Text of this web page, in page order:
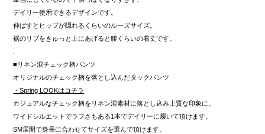
デイリー使用できるデザインです。
伸ばすとヒップが隠れるくらいのルーズサイズ。
裾のリブをきゅっと上にあげると腰くらいの着丈です。
■リネン混チェック柄パンツ
オリジナルのチェック柄を落とし込んだタックパンツ
・Spring LOOKはコチラ
カジュアルなチェック柄をリネン混素材に落とし込み上質な印象に。
ワイドシルエットでラフさもある1本でデイリーに履いて頂けます。
SM展開で身長に合わせてサイズを選んで頂けます。